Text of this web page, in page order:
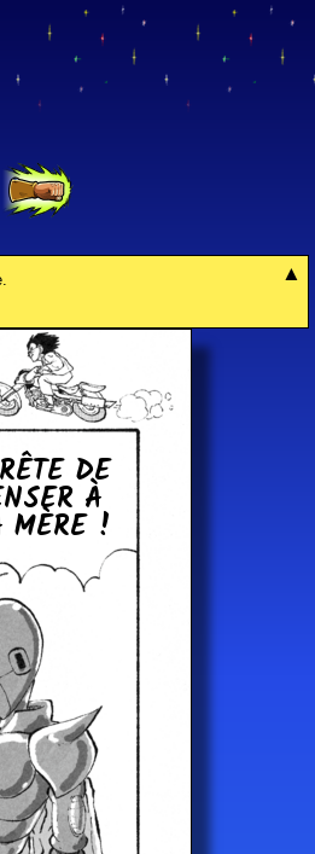
DE
À
MÈRE !